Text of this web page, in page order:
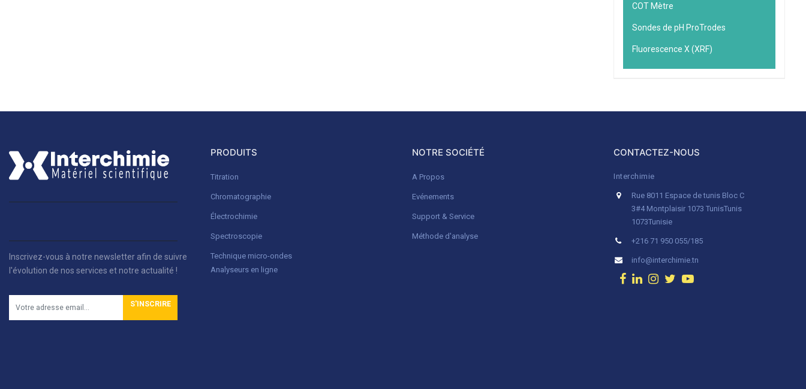
COT Mètre
Sondes de pH ProTrodes
Fluorescence X (XRF)
Inscrivez-vous à notre newsletter afin de suivre
l'évolution de nos services et notre actualité !
S'INSCRIRE
PRODUITS
Titration
Chromatographie
Électrochimie
Spectroscopie
Technique micro-ondes
Analyseurs en ligne
NOTRE SOCIÉTÉ
A Propos
Evénements
Support & Service
Méthode d'analyse
CONTACTEZ-NOUS
Interchimie
Rue 8011 Espace de tunis Bloc C
3#4 Montplaisir 1073 TunisTunis
1073Tunisie
+216 71 950 055/185
info@interchimie.tn